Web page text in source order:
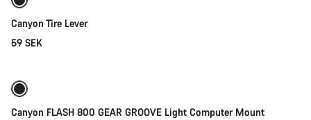
Canyon Tire Lever
59 SEK
Canyon FLASH 800 GEAR GROOVE Light Computer Mount